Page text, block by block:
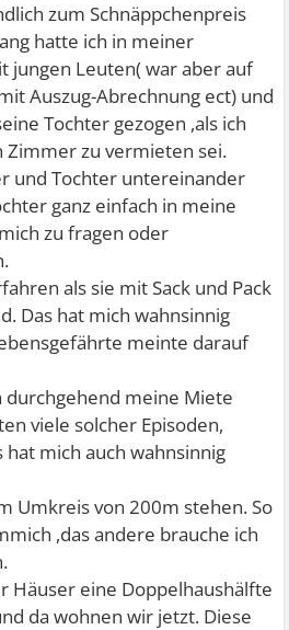
zum Schnäppchenpreis
hatte ich in meiner
jungen Leuten( war aber auf
Auszug-Abrechnung ect) und
Tochter gezogen ,als ich
Zimmer zu vermieten sei.
und Tochter untereinander
ganz einfach in meine
zu fragen oder
als sie mit Sack und Pack
Das hat mich wahnsinnig
meinte darauf
durchgehend meine Miete
viele solcher Episoden,
hat mich auch wahnsinnig
Umkreis von 200m stehen. So
,das andere brauche ich
Häuser eine Doppelhaushälfte
da wohnen wir jetzt. Diese